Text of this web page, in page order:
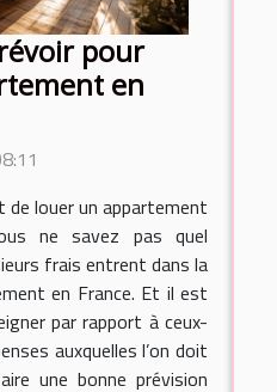
pour
en
de louer un appartement
ne savez pas quel
frais entrent dans la
en France. Et il est
par rapport à ceux-
auxquelles l’on doit
une bonne prévision